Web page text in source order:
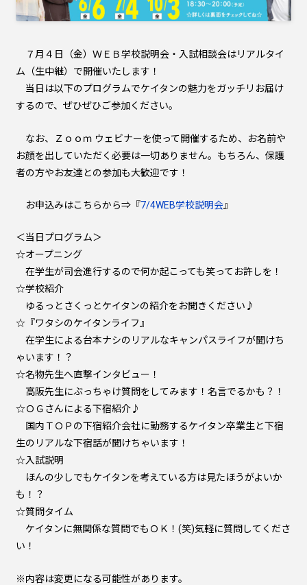
７月４日（金）ＷＥＢ学校説明会・入試相談会はリアルタイ
ム（生中継）で開催いたします！
当日は以下のプログラムでケイタンの魅力をガッチリお届け
するので、ぜひぜひご参加ください。
なお、Ｚｏｏｍ ウェビナーを使って開催するため、お名前や
お顔を出していただく必要は一切ありません。もちろん、保護
者の方やお友達との参加も大歓迎です！
お申込みはこちらから⇒『7/4WEB学校説明会』
＜当日プログラム＞
☆オープニング
在学生が司会進行するので何か起こっても笑ってお許しを！
☆学校紹介
ゆるっとさくっとケイタンの紹介をお聞きください♪
☆『ワタシのケイタンライフ』
在学生による台本ナシのリアルなキャンパスライフが聞けち
ゃいます！？
☆名物先生へ直撃インタビュー！
高阪先生にぶっちゃけ質問をしてみます！名言でるかも？！
☆ＯＧさんによる下宿紹介♪
国内ＴＯＰの下宿紹介会社に勤務するケイタン卒業生と下宿
生のリアルな下宿話が聞けちゃいます！
☆入試説明
ほんの少しでもケイタンを考えている方は見たほうがよいか
も！？
☆質問タイム
ケイタンに無関係な質問でもＯＫ！(笑)気軽に質問してくださ
い！
※内容は変更になる可能性があります。